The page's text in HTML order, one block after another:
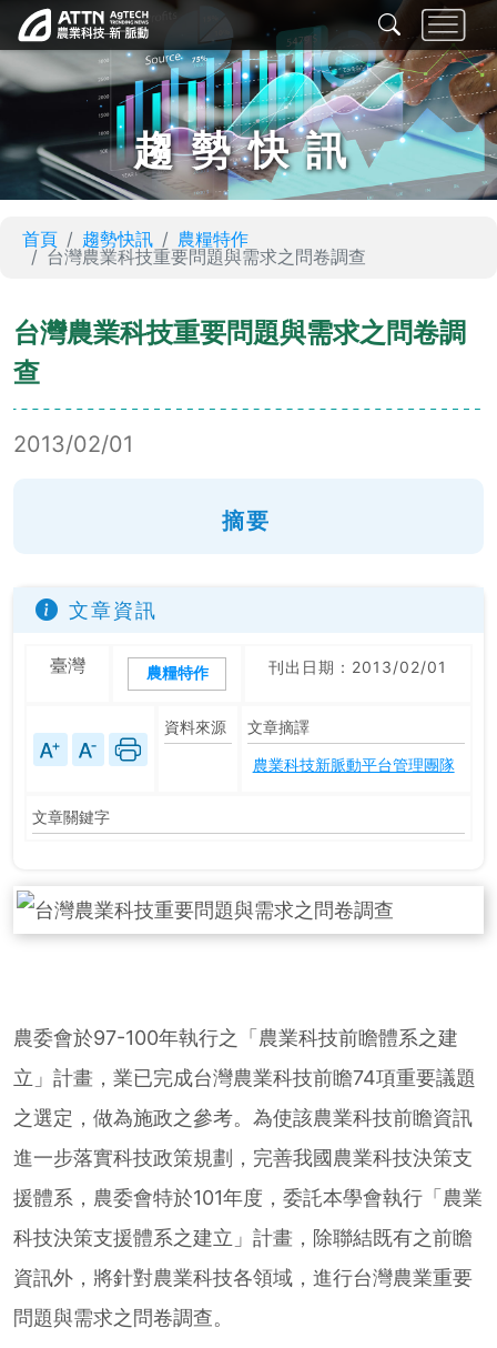
趨勢快訊
首頁 趨勢快訊
農糧特作
台灣農業科技重要問題與需求之問卷調查
台灣農業科技重要問題與需求之問卷調
查
2013/02/01
摘要
文章資訊
臺灣 農糧特作 刊出日期：2013/02/01
資料來源
文章摘譯
農業科技新脈動平台管理團隊
文章關鍵字
農委會於97-100年執行之「農業科技前瞻體系之建
立」計畫，業已完成台灣農業科技前瞻74項重要議題
之選定，做為施政之參考。為使該農業科技前瞻資訊
進一步落實科技政策規劃，完善我國農業科技決策支
援體系，農委會特於101年度，委託本學會執行「農業
科技決策支援體系之建立」計畫，除聯結既有之前瞻
資訊外，將針對農業科技各領域，進行台灣農業重要
問題與需求之問卷調查。